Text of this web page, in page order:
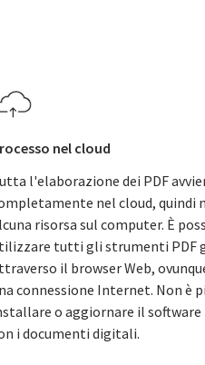
nel cloud
l'elaborazione dei PDF
nel cloud, quindi
risorsa sul computer. È
tutti gli strumenti PDF
il browser Web,
connessione Internet. Non è
o aggiornare il software
i documenti digitali.